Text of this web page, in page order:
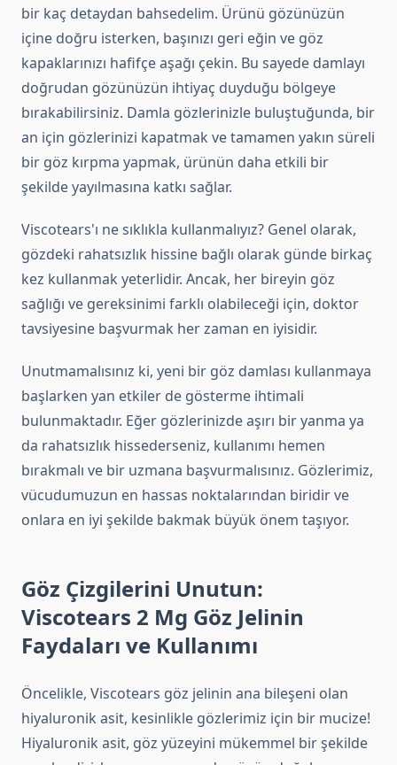
bir kaç detaydan bahsedelim. Ürünü gözünüzün
içine doğru isterken, başınızı geri eğin ve göz
kapaklarınızı hafifçe aşağı çekin. Bu sayede damlayı
doğrudan gözünüzün ihtiyaç duyduğu bölgeye
bırakabilirsiniz. Damla gözlerinizle buluştuğunda, bir
an için gözlerinizi kapatmak ve tamamen yakın süreli
bir göz kırpma yapmak, ürünün daha etkili bir
şekilde yayılmasına katkı sağlar.
Viscotears'ı ne sıklıkla kullanmalıyız? Genel olarak,
gözdeki rahatsızlık hissine bağlı olarak günde birkaç
kez kullanmak yeterlidir. Ancak, her bireyin göz
sağlığı ve gereksinimi farklı olabileceği için, doktor
tavsiyesine başvurmak her zaman en iyisidir.
Unutmamalısınız ki, yeni bir göz damlası kullanmaya
başlarken yan etkiler de gösterme ihtimali
bulunmaktadır. Eğer gözlerinizde aşırı bir yanma ya
da rahatsızlık hissederseniz, kullanımı hemen
bırakmalı ve bir uzmana başvurmalısınız. Gözlerimiz,
vücudumuzun en hassas noktalarından biridir ve
onlara en iyi şekilde bakmak büyük önem taşıyor.
Göz Çizgilerini Unutun:
Viscotears 2 Mg Göz Jelinin
Faydaları ve Kullanımı
Öncelikle, Viscotears göz jelinin ana bileşeni olan
hiyaluronik asit, kesinlikle gözlerimiz için bir mucize!
Hiyaluronik asit, göz yüzeyini mükemmel bir şekilde